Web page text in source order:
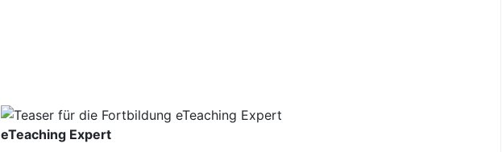
eTeaching Expert